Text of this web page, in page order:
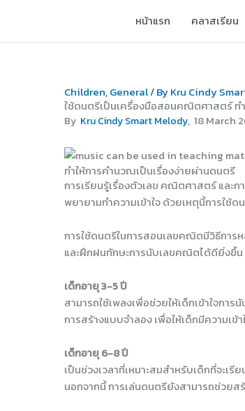
content
หน้าแรก คลาสเรียน
Children,General/ ByKru Cindy
ใช้ดนตรีเป็นเครื่องมือสอนคณิตศาสตร์ ท
By Kru Cindy Smart Melody, 18 March
ทำให้การคำนวณเป็นเรื่องง่ายผ่านดนตรี
การเรียนรู้เรื่องตัวเลข คณิตศาสตร์ และ
พยายามทำความเข้าใจ ด้วยเหตุนี้การใช้
การใช้ดนตรีในการสอนเลขคณิตมีวิธีการ
และฝึกฝนทักษะการนับเลขคณิตได้ดียิ่งขึ้น
เด็กอายุ 3-5 ปี
สามารถใช้เพลงเพื่อช่วยให้เด็กเข้าใจกา
การสร้างแบบจำลอง เพื่อให้เด็กมีความเ
เด็กอายุ 6-8 ปี
เป็นช่วงเวลาที่เหมาะสมสำหรับเด็กที่จะเ
นอกจากนี้ การเล่นดนตรียังสามารถช่วย